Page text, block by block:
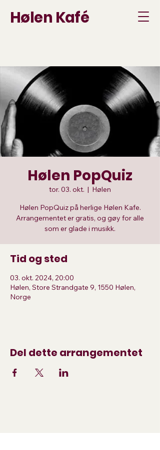
Hølen Kafé
Hølen PopQuiz
tor. 03. okt.
  |
Hølen
Hølen PopQuiz på herlige Hølen Kafe.
Arrangementet er gratis, og gøy for alle
som er glade i musikk.
Tid og sted
03. okt. 2024, 20:00
Hølen, Store Strandgate 9, 1550 Hølen,
Norge
Del dette arrangementet